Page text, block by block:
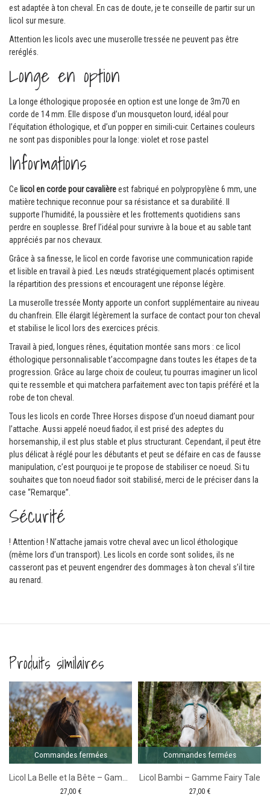
est adaptée à ton cheval. En cas de doute, je te conseille de partir sur un
licol sur mesure.
Attention les licols avec une muserolle tressée ne peuvent pas être
reréglés.
Longe en option
La longe éthologique proposée en option est une longe de 3m70 en
corde de 14 mm. Elle dispose d’un mousqueton lourd, idéal pour
l’équitation éthologique, et d’un popper en simili-cuir. Certaines couleurs
ne sont pas disponibles pour la longe: violet et rose pastel
Informations
Ce licol en corde pour cavalièreest fabriqué en polypropylène 6 mm, une
matière technique reconnue pour sa résistance et sa durabilité. Il
supporte l’humidité, la poussière et les frottements quotidiens sans
perdre en souplesse. Bref l’idéal pour survivre à la boue et au sable tant
appréciés par nos chevaux.
Grâce à sa finesse, le licol en corde favorise une communication rapide
et lisible en travail à pied. Les nœuds stratégiquement placés optimisent
la répartition des pressions et encouragent une réponse légère.
La muserolle tressée Monty apporte un confort supplémentaire au niveau
du chanfrein. Elle élargit légèrement la surface de contact pour ton cheval
et stabilise le licol lors des exercices précis.
Travail à pied, longues rênes, équitation montée sans mors : ce licol
éthologique personnalisable t’accompagne dans toutes les étapes de ta
progression. Grâce au large choix de couleur, tu pourras imaginer un licol
qui te ressemble et qui matchera parfaitement avec ton tapis préféré et la
robe de ton cheval.
Tous les licols en corde Three Horses dispose d’un noeud diamant pour
l’attache. Aussi appelé noeud fiador, il est prisé des adeptes du
horsemanship, il est plus stable et plus structurant. Cependant, il peut être
plus délicat à réglé pour les débutants et peut se défaire en cas de fausse
manipulation, c’est pourquoi je te propose de stabiliser ce noeud. Si tu
souhaites que ton noeud fiador soit stabilisé, merci de le préciser dans la
case “Remarque”.
Sécurité
! Attention ! N’attache jamais votre cheval avec un licol éthologique
(même lors d’un transport). Les licols en corde sont solides, ils ne
casseront pas et peuvent engendrer des dommages à ton cheval s’il tire
au renard.
Produits similaires
Commandes fermées
27,00 €
Commandes fermées
Licol Bambi – Gamme Fairy Tale
27,00 €